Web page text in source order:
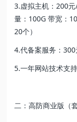
3.虚拟主机：200
量：100G 带宽：
20个）
4.代备案服务：300
5.一年网站技术支
二：高防商业版（